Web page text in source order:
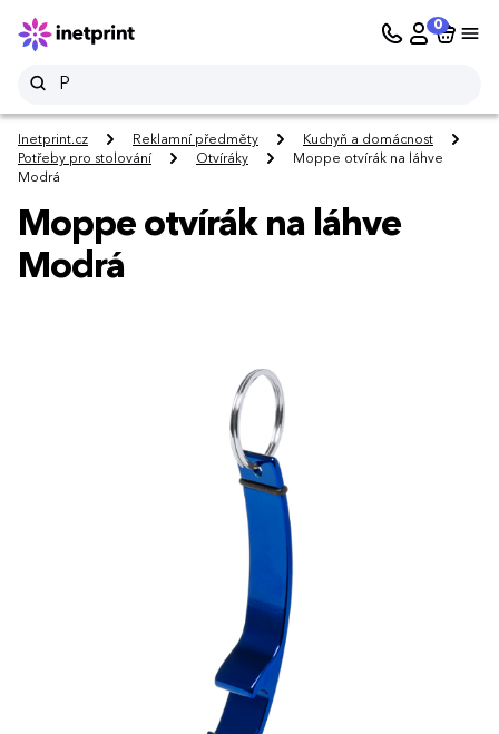
0
Inetprint.cz Reklamní předměty
Kuchyň a domácnost
Potřeby pro stolování
Otvíráky
Moppe otvírák na láhve
Modrá
Moppe otvírák na láhve
Modrá